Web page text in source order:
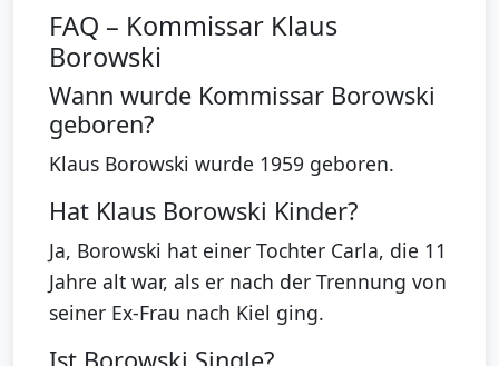
FAQ – Kommissar Klaus
Borowski
Wann wurde Kommissar Borowski
geboren?
Klaus Borowski wurde 1959 geboren.
Hat Klaus Borowski Kinder?
Ja, Borowski hat einer Tochter Carla, die 11
Jahre alt war, als er nach der Trennung von
seiner Ex-Frau nach Kiel ging.
Ist Borowski Single?